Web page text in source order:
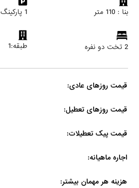
بنا : 110 متر 1 پارکینگ
2 تخت دو نفره طبقه:1
قیمت روزهای عادی:
قیمت روزهای تعطیل:
قیمت پیک تعطیلات:
اجاره ماهیانه:
هزینه هر مهمان بیشتر: